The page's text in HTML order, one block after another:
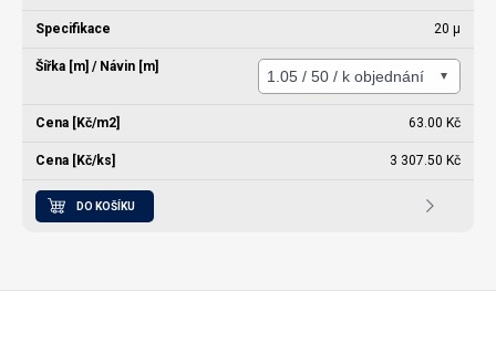
20 µ
63.00 Kč
3 307.50 Kč
DO KOŠÍKU